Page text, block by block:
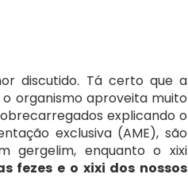
discutido. Tá certo que a
organismo aproveita muito
explicando o
exclusiva (AME), são
gergelim, enquanto o xixi
fezes e o xixi dos nossos